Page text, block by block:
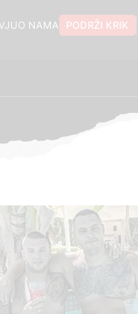
PODRŽI KRIK
O NAMA